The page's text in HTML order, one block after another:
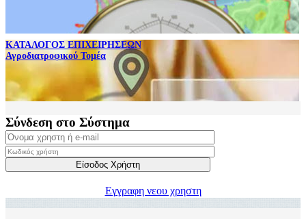
ΚΑΤΑΛΟΓΟΣ ΕΠΙΧΕΙΡΗΣΕΩΝ
Αγροδιατροφικού Τομέα
Σύνδεση στο Σύστημα
Εγγραφη νεου χρηστη